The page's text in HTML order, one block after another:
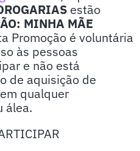
estão
MINHA MÃE
Promoção é voluntária
às pessoas
e não está
de aquisição de
qualquer
álea.